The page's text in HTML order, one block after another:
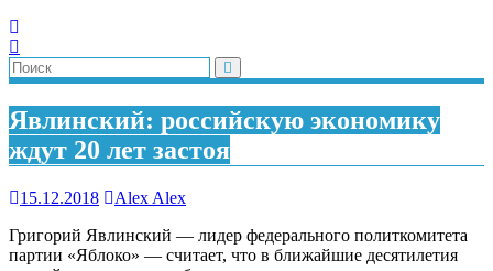
Явлинский: российскую экономику
ждут 20 лет застоя
15.12.2018
Alex Alex
Григорий Явлинский — лидер федерального политкомитета
партии «Яблоко» — считает, что в ближайшие десятилетия